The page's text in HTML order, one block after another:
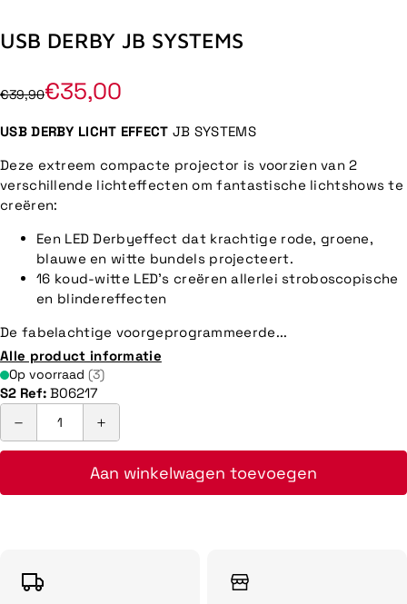
USB DERBY JB SYSTEMS
€39,90€35,00
USB DERBY LICHT EFFECT JB SYSTEMS
Deze extreem compacte projector is voorzien van 2
verschillende lichteffecten om fantastische lichtshows te
creëren:
Een LED Derbyeffect dat krachtige rode, groene,
blauwe en witte bundels projecteert.
16 koud-witte LED's creëren allerlei stroboscopische
en blindereffecten
De fabelachtige voorgeprogrammeerde...
Alle product informatie
Op voorraad (3)
S2 Ref: B06217
Aan winkelwagen toevoegen